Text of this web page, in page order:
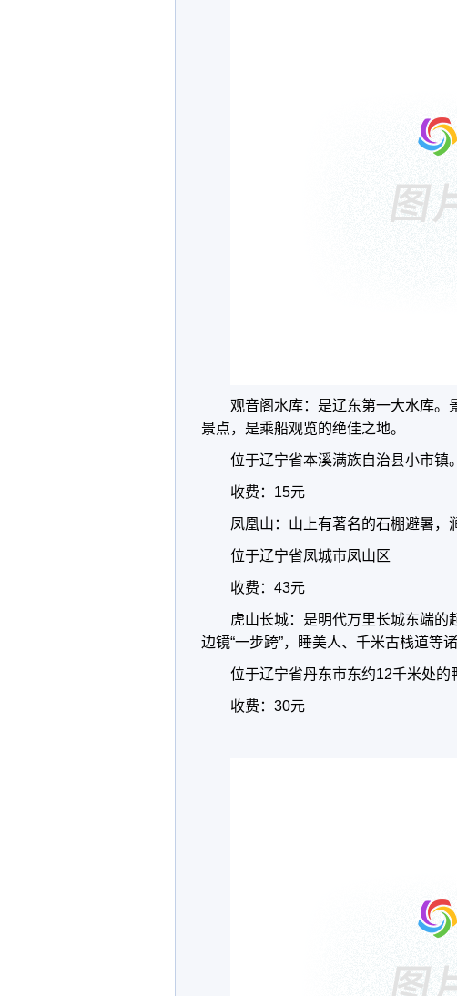
观音阁水库：是辽东第一大水库。
景点，是乘船观览的绝佳之地。
位于辽宁省本溪满族自治县小市镇。
收费：15元
凤凰山：山上有著名的石棚避暑，
位于辽宁省凤城市凤山区
收费：43元
虎山长城：是明代万里长城东端的
边镜“一步跨”，睡美人、千米古栈道等
位于辽宁省丹东市东约12千米处的
收费：30元